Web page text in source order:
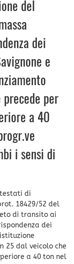
del
dei
e
per
a 40
i sensi di
di
18429/52 del
di transito ai
dei
25 dal veicolo che
a 40 ton nel